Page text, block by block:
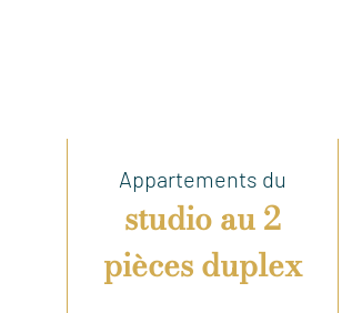
Appartements du
studio au 2
pièces duplex